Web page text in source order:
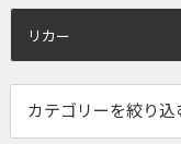
リカー